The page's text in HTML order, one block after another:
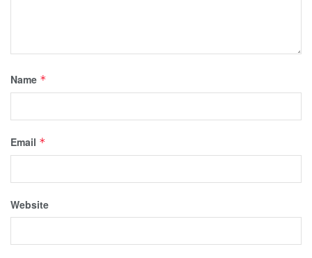
Name *
Email *
Website